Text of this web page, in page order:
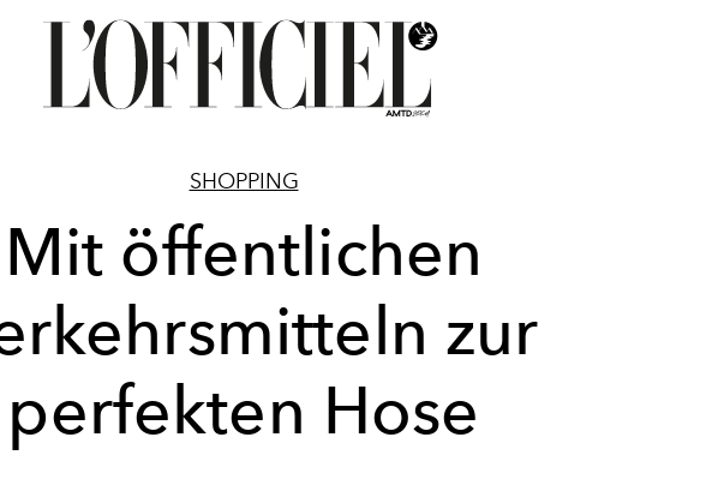
SHOPPING
Mit öffentlichen
zur
perfekten Hose